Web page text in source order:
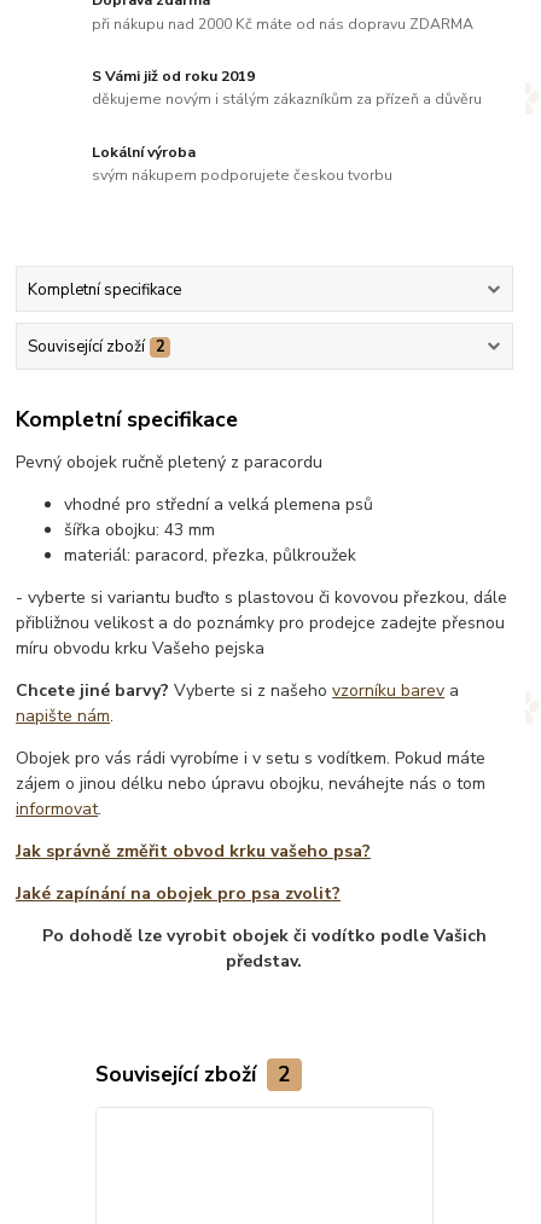
při nákupu nad 2000 Kč máte od nás dopravu ZDARMA
S Vámi již od roku 2019
děkujeme novým i stálým zákazníkům za přízeň a důvěru
Lokální výroba
svým nákupem podporujete českou tvorbu
Kompletní specifikace
Související zboží 2
Kompletní specifikace
Pevný obojek ručně pletený z paracordu
vhodné pro střední a velká plemena psů
šířka obojku: 43 mm
materiál: paracord, přezka, půlkroužek
- vyberte si variantu buďto s plastovou či kovovou přezkou, dále
přibližnou velikost a do poznámky pro prodejce zadejte přesnou
míru obvodu krku Vašeho pejska
Chcete jiné barvy? Vyberte si z našehovzorníku barev a
napište nám.
Obojek pro vás rádi vyrobíme i v setu s vodítkem. Pokud máte
zájem o jinou délku nebo úpravu obojku, neváhejte nás o tom
informovat.
Jak správně změřit obvod krku vašeho psa?
Jaké zapínání na obojek pro psa zvolit?
Po dohodě lze vyrobit obojek či vodítko podle Vašich
představ.
Související zboží 2